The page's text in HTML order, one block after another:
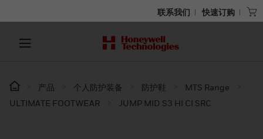
联系我们 快速订购
产品 个人防护装备 防护鞋
MTS Range
ULTIMATE FOOTWEAR
JUMP MID S3 HI CI SRC​